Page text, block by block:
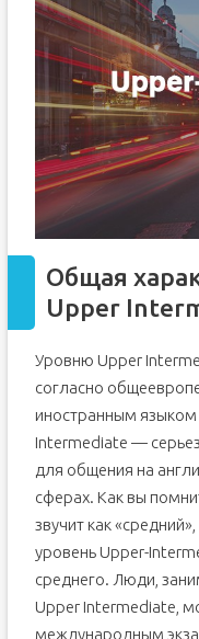
Общая
Upper
Уровню Upper
согласно
иностранным языком
Intermediate —
для общения на
сферах. Как вы
звучит как
уровень Upper-
среднего. Люди,
Upper Intermediate,
международным